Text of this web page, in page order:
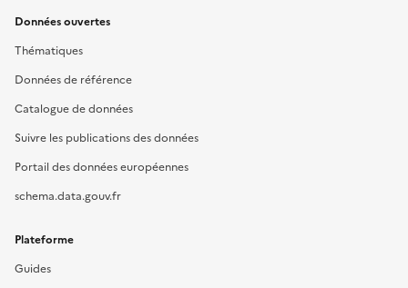
Données ouvertes
Thématiques
Données de référence
Catalogue de données
Suivre les publications des données
Portail des données européennes
schema.data.gouv.fr
Plateforme
Guides